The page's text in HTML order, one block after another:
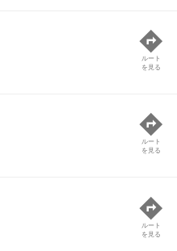
ルート
を見る
ルート
を見る
ルート
を見る